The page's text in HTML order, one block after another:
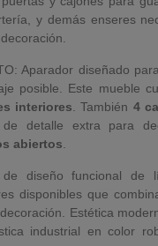
y demás enseres
Aparador diseñado
posible. Este mueble
interiores . También 4
detalle extra para
abiertos
de diseño funcional de
disponibles que
Estética
industrial en color